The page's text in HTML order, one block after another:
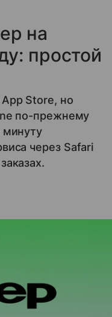
на
простой
Store, но
по-прежнему
через Safari